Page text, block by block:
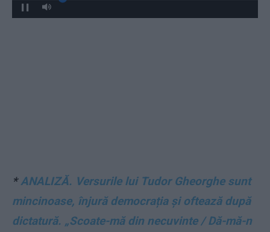
*ANALIZĂ. Versurile lui Tudor Gheorghe sunt
mincinoase, înjură democrația și oftează după
dictatură. „Scoate-mă din necuvinte / Dă-mă-n